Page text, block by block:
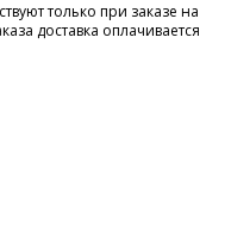
только при заказе на
доставка оплачивается